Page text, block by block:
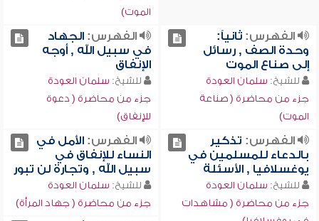
الموت)
الفهرس:ثانياً:
وحدة الصف , رسائل
إلى صناع الموت
للشيخ: سلمان العودة
جزء من محاضرة ( صناعة
الموت)
الفهرس:الجهاد
في سبيل الله , أوجه
الإنفاق
للشيخ: سلمان العودة
جزء من محاضرة ( دعوة
للإنفاق)
الفهرس: تذكير
بالدعاء للمسلمين في
يوغسلافيا , الأسئلة
للشيخ: سلمان العودة
جزء من محاضرة ( مشاهدات
الفهرس:الأمل في
النساء للإنفاق في
سبيل الله , وتجارة لن تبور
للشيخ: سلمان العودة
جزء من محاضرة ( جهاد المرأة)